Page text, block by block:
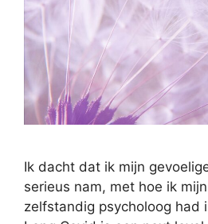
Ik dacht dat ik mijn
serieus nam, met hoe ik
zelfstandig psycholoog had